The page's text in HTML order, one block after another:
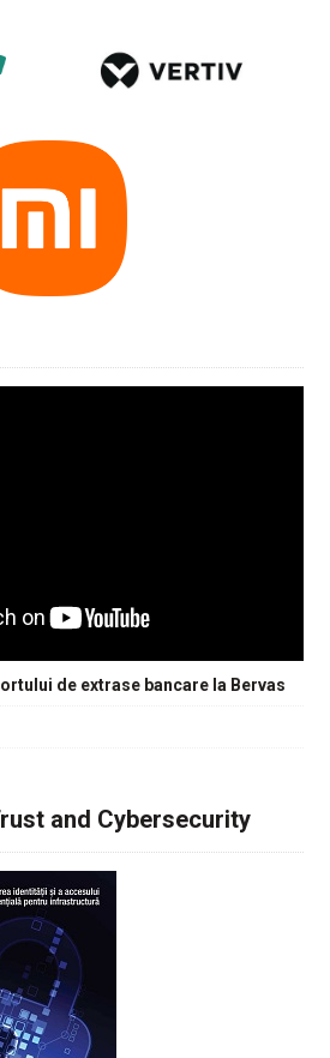
de extrase bancare la Bervas
and Cybersecurity